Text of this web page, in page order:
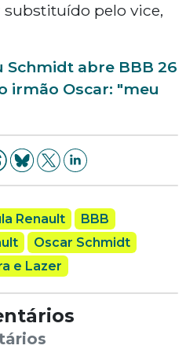
substituído pelo vice,
Schmidt abre BBB 26
irmão Oscar: "meu
Renault
BBB
Oscar Schmidt
e Lazer